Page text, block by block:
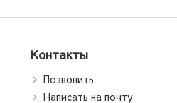
Контакты
Позвонить
Написать на почту